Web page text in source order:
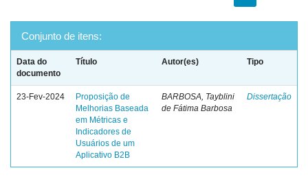
Conjunto de itens:
Data do
documento
Título Autor(es) Tipo
23-Fev-2024
Proposição de
Melhorias Baseada
em Métricas e
Indicadores de
Usuários de um
Aplicativo B2B
BARBOSA, Tayblini
de Fátima Barbosa
Dissertação